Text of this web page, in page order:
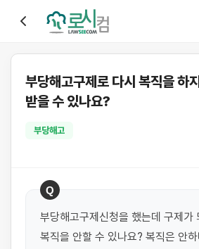
부당해고구제로 다시 복직을 하
받을 수 있나요?
부당해고
Q
부당해고구제신청을 했는데 구제가
복직을 안할 수 있나요? 복직은 안